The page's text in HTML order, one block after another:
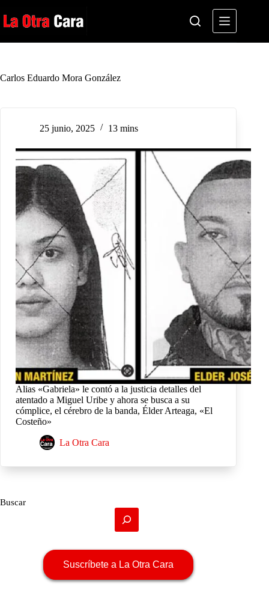
al
contenido
Carlos Eduardo Mora González
25 junio, 2025 13 mins
Alias «Gabriela» le contó a la justicia detalles del
atentado a Miguel Uribe y ahora se busca a su
cómplice, el cérebro de la banda, Élder Arteaga, «El
Costeño»
La Otra Cara
Buscar
Suscríbete a La Otra Cara